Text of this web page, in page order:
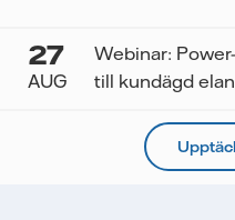
27
AUG
Webinar:
till kundägd